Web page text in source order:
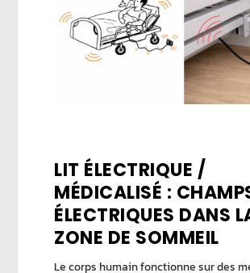
LIT ÉLECTRIQUE /
MÉDICALISÉ :
ÉLECTRIQUES DANS
ZONE DE SOMMEIL
Le corps humain fonctionne sur des